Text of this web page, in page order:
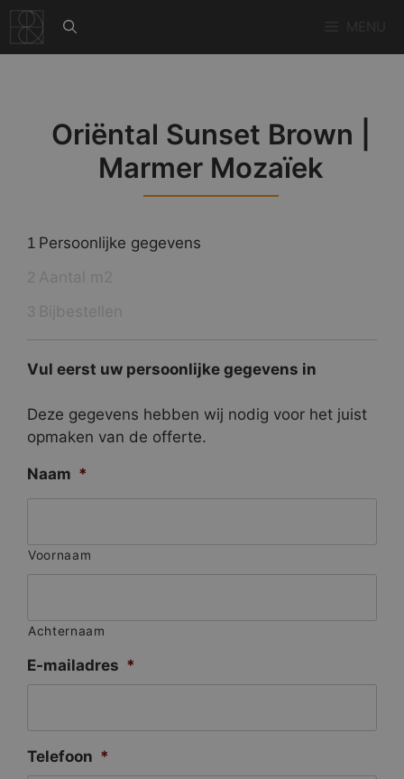
naar
de
Oriëntal Sunset Brown |
Marmer Mozaïek
1 Persoonlijke gegevens
Vul eerst uw persoonlijke gegevens in
Deze gegevens hebben wij nodig voor het juist
opmaken van de offerte.
Naam *
Voornaam
Achternaam
E-mailadres *
Telefoon *